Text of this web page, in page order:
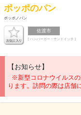
ポッポのパン
ポッポノパン
佐渡市
[ ハンバーガー・サンドイッチ ]
【お知らせ】
※新型コロナウイルス
ります。訪問の際は店舗